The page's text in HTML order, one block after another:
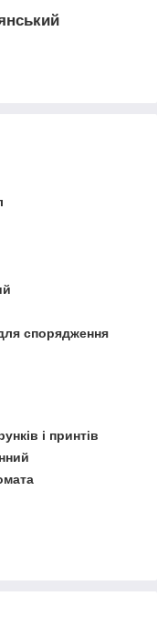
спорядження
і принтів